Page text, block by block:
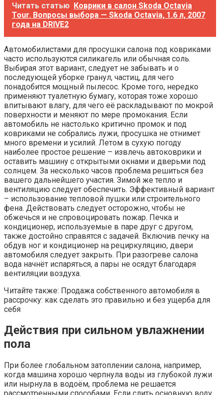
Читать статью Коврики в салон Skoda Octavia
Tour. Вопросы выбора — Skoda Octavia, 1.6 л, 2007
года на DRIVE2
Автомобилистами для просушки салона под ковриками
часто используются силикагель или обычная соль.
Выбирая этот вариант, следует не забывать и о
последующей уборке гранул, частиц, для чего
понадобится мощный пылесос. Кроме того, нередко
применяют туалетную бумагу, которая тоже хорошо
впитывают влагу, для чего её раскладывают по мокрой
поверхности и меняют по мере промокания. Если
автомобиль не настолько критично промок и под
ковриками не собрались лужи, просушка не отнимет
много времени и усилий. Летом в сухую погоду
наиболее простое решение – извлечь автоковрики и
оставить машину с открытыми окнами и дверьми под
солнцем. За несколько часов проблема решиться без
вашего дальнейшего участия. Зимой же тепло и
вентиляцию следует обеспечить. Эффективный вариант
– использование тепловой пушки или строительного
фена. Действовать следует осторожно, чтобы не
обжечься и не спровоцировать пожар. Печка и
кондиционер, используемые в паре друг с другом,
также достойно справятся с задачей. Включив печку на
обдув ног и кондиционер на рециркуляцию, двери
автомобиля следует закрыть. При разогреве салона
вода начнёт испаряться, а пары не осядут благодаря
вентиляции воздуха.
Читайте также: Продажа собственного автомобиля в
рассрочку: как сделать это правильно и без ущерба для
себя
Действия при сильном увлажнении
пола
При более глобальном затоплении салона, например,
когда машина хорошо черпнула воды из глубокой лужи
или нырнула в водоём, проблема не решается